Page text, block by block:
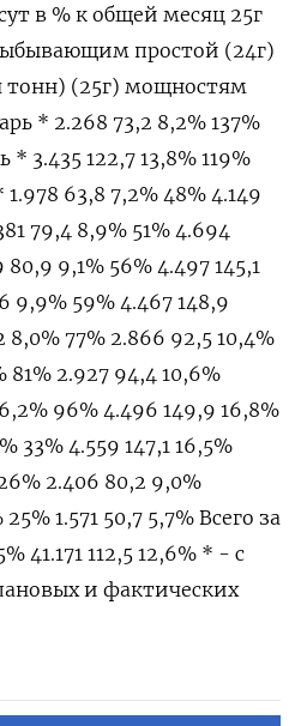
в % к общей месяц 25г
простой (24г)
(25г) мощностям
* 2.268 73,2 8,2% 137%
* 3.435 122,7 13,8% 119%
63,8 7,2% 48% 4.149
79,4 8,9% 51% 4.694
9,1% 56% 4.497 145,1
9,9% 59% 4.467 148,9
77% 2.866 92,5 10,4%
81% 2.927 94,4 10,6%
96% 4.496 149,9 16,8%
33% 4.559 147,1 16,5%
2.406 80,2 9,0%
1.571 50,7 5,7% Всего за
41.171 112,5 12,6% * - с
и фактических